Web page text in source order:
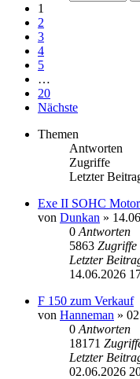
1
2
3
4
5
…
20
Nächste
Themen
Antworten
Zugriffe
Letzter
Exe II SOHC
von Dunkan »
0 Antworten
5863 Zugriffe
Letzter
14.06.2026
F 150 zum Verkauf
von Hanneman »
0 Antworten
18171
Letzter
02.06.2026